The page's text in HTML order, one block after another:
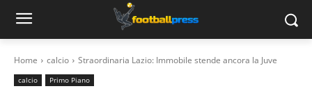
Home calcio Straordinaria Lazio: Immobile stende ancora la Juve
calcio Primo Piano